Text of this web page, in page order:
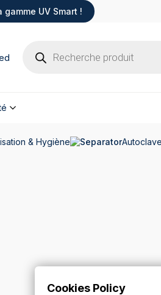
UV Smart !
produits
& Hygiène
Cookies Policy